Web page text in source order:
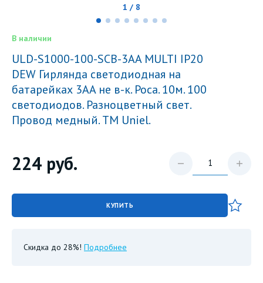
1 / 8
В наличии
ULD-S1000-100-SCB-3AA MULTI IP20
DEW Гирлянда светодиодная на
батарейках 3AA не в-к. Роса. 10м. 100
светодиодов. Разноцветный свет.
Провод медный. TM Uniel.
224 руб.
КУПИТЬ
Скидка до 28%! Подробнее